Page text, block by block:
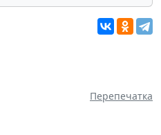
Перепечатка